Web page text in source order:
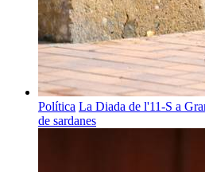
Política La Diada de l'11-S a
de sardanes